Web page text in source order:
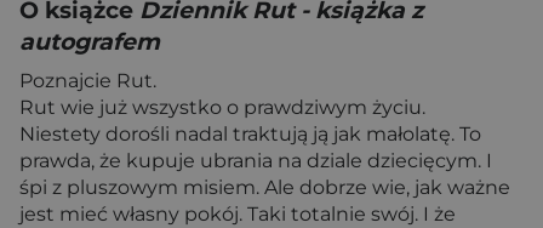
O książce Dziennik Rut - książka z
autografem
Poznajcie Rut.
Rut wie już wszystko o prawdziwym życiu.
Niestety dorośli nadal traktują ją jak małolatę. To
prawda, że kupuje ubrania na dziale dziecięcym. I
śpi z pluszowym misiem. Ale dobrze wie, jak ważne
jest mieć własny pokój. Taki totalnie swój. I że